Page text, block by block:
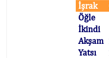
İşrak
Öğle
İkindi
Akşam
Yatsı